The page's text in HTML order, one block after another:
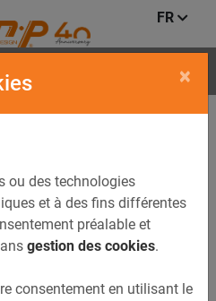
FR
×
ou des technologies
et à des fins différentes
préalable et
gestion des cookies.
consentement en utilisant le